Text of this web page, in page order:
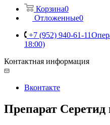
Корзина0
Отложенные0
+7 (952) 940-61-11
18:00)
Контактная информация
Вконтакте
Препарат Серетид